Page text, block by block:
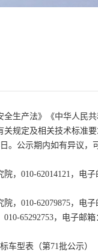
全生产法》《中华人民
关规定及相关技术标准
。公示期内如有异议，
，010-62014121，电
，010-62079875，电
65292753，电子邮
车型表（第71批公示）